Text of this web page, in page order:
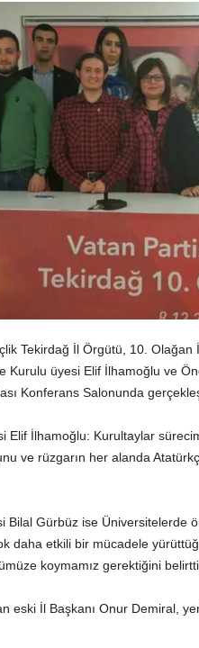
Tekirdağ İl Örgütü, 10. Olağan
Kurulu üyesi Elif İlhamoğlu ve
Konferans Salonunda
Elif İlhamoğlu: Kurultaylar
ve rüzgarın her alanda
Bilal Gürbüz ise Üniversitelerde
daha etkili bir mücadele
koymamız gerektiğini
eski İl Başkanı Onur Demiral,